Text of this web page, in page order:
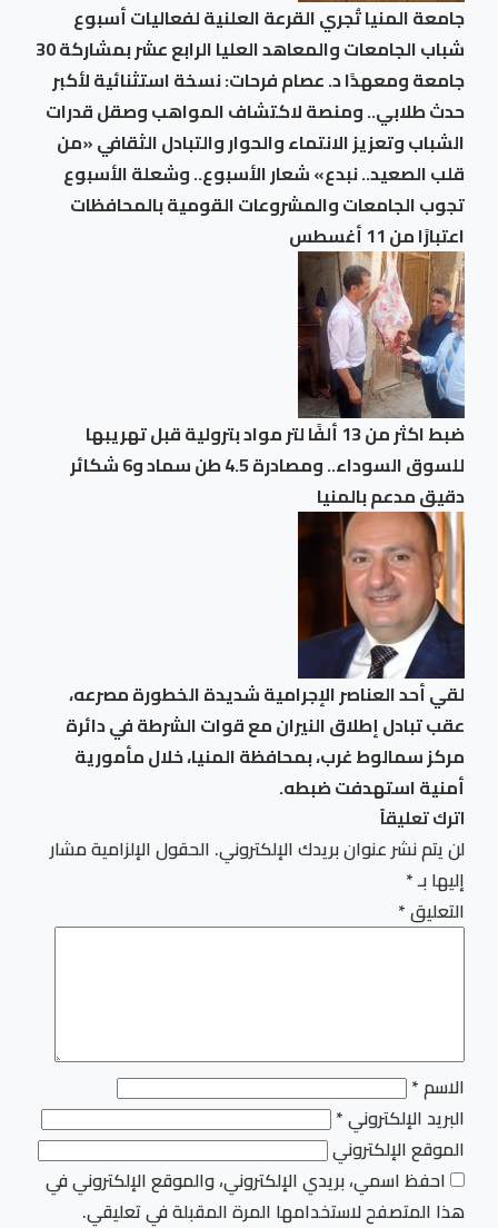
جامعة المنيا تُجري القرعة العلنية لفعاليات أسبوع
شباب الجامعات والمعاهد العليا الرابع عشر بمشاركة 30
جامعة ومعهدًا د. عصام فرحات: نسخة استثنائية لأكبر
حدث طلابي.. ومنصة لاكتشاف المواهب وصقل قدرات
الشباب وتعزيز الانتماء والحوار والتبادل الثقافي «من
قلب الصعيد.. نبدع» شعار الأسبوع.. وشعلة الأسبوع
تجوب الجامعات والمشروعات القومية بالمحافظات
اعتبارًا من 11 أغسطس
ضبط اكثر من 13 ألفًا لتر مواد بترولية قبل تهريبها
للسوق السوداء.. ومصادرة 4.5 طن سماد و6 شكائر
دقيق مدعم بالمنيا
لقي أحد العناصر الإجرامية شديدة الخطورة مصرعه،
عقب تبادل إطلاق النيران مع قوات الشرطة في دائرة
مركز سمالوط غرب، بمحافظة المنيا، خلال مأمورية
أمنية استهدفت ضبطه.
اترك تعليقاً
لن يتم نشر عنوان بريدك الإلكتروني. الحقول الإلزامية مشار
إليها بـ*
التعليق*
الاسم*
البريد الإلكتروني*
الموقع الإلكتروني
احفظ اسمي، بريدي الإلكتروني، والموقع الإلكتروني في
هذا المتصفح لاستخدامها المرة المقبلة في تعليقي.